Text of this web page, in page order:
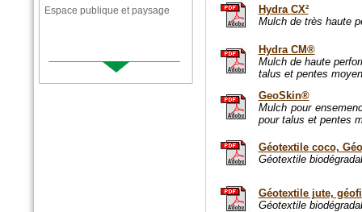
Espace publique et paysage
Hydra CX²
Mulch de très haute
Hydra CM®
Mulch de haute
talus et pentes
GeoSkin®
Mulch pour
pour talus et pentes
Géotextile coco,
Géotextile
Géotextile jute,
Géotextile